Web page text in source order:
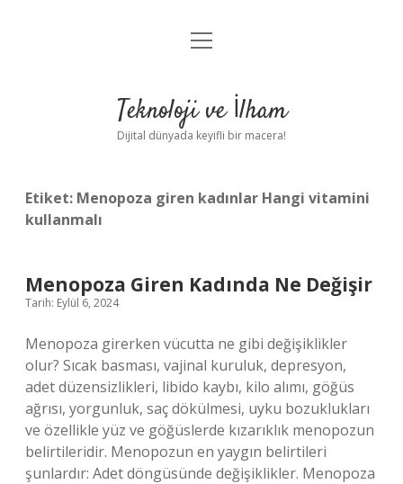
Anasayfa
Yasal Uyarı
menüyü
Teknoloji ve İlham
Dijital dünyada keyifli bir macera!
Etiket: Menopoza giren kadınlar Hangi vitamini
kullanmalı
Menopoza Giren Kadında Ne Değişir
Tarih: Eylül 6, 2024
Menopoza girerken vücutta ne gibi değişiklikler
olur? Sıcak basması, vajinal kuruluk, depresyon,
adet düzensizlikleri, libido kaybı, kilo alımı, göğüs
ağrısı, yorgunluk, saç dökülmesi, uyku bozuklukları
ve özellikle yüz ve göğüslerde kızarıklık menopozun
belirtileridir. Menopozun en yaygın belirtileri
şunlardır: Adet döngüsünde değişiklikler. Menopoza